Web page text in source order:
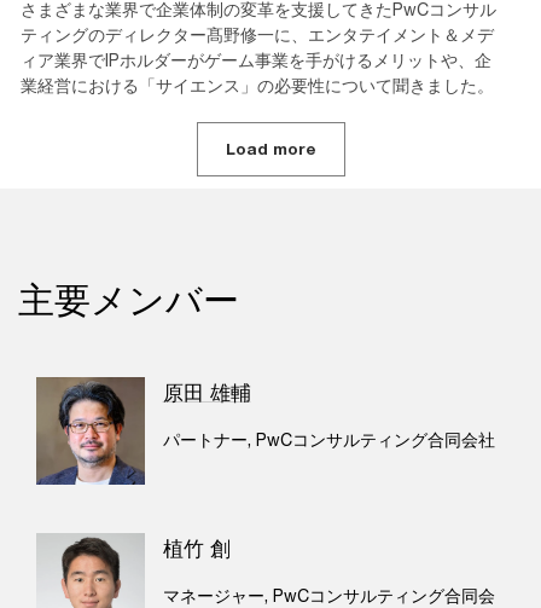
さまざまな業界で企業体制の変革を支援してきたPwCコンサル
ティングのディレクター髙野修一に、エンタテイメント＆メデ
ィア業界でIPホルダーがゲーム事業を手がけるメリットや、企
業経営における「サイエンス」の必要性について聞きました。
Load more
主要メンバー
原田 雄輔
パートナー, PwCコンサルティング合同会社
植竹 創
マネージャー, PwCコンサルティング合同会